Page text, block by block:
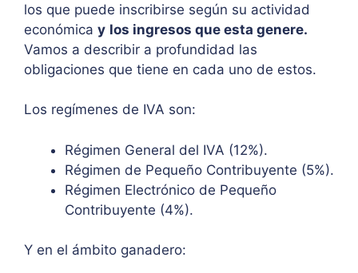
los que puede inscribirse según su actividad
económica y los ingresos que esta genere.
Vamos a describir a profundidad las
obligaciones que tiene en cada uno de estos.
Los regímenes de IVA son:
Régimen General del IVA (12%).
Régimen de Pequeño Contribuyente (5%).
Régimen Electrónico de Pequeño
Contribuyente (4%).
Y en el ámbito ganadero: